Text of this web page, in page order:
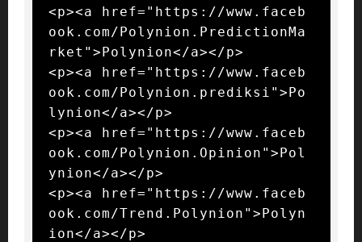
<p><a href="https://www.faceb
ook.com/Polynion.PredictionMa
rket">Polynion</a></p>
<p><a href="https://www.faceb
ook.com/Polynion.prediksi">Po
lynion</a></p>
<p><a href="https://www.faceb
ook.com/Polynion.Opinion">Pol
ynion</a></p>
<p><a href="https://www.faceb
ook.com/Trend.Polynion">Polyn
ion</a></p>